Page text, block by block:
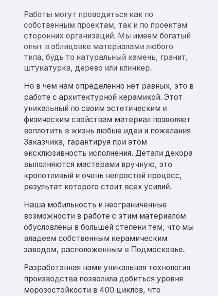
Работы могут проводиться как по
собственным проектам, так и по проектам
сторонних организаций. Мы имеем богатый
опыт в облицовке материалами любого
типа, будь то натуральный камень, гранит,
штукатурка, дерево или клинкер.
Но в чем нам определенно нет равных, это в
работе с архитектурной керамикой. Этот
уникальный по своим эстетическим и
физическим свойствам материал позволяет
воплотить в жизнь любые идеи и пожелания
Заказчика, гарантируя при этом
эксклюзивность исполнения. Детали декора
выполняются мастерами вручную, это
кропотливый и очень непростой процесс,
результат которого стоит всех усилий.
Наша мобильность и неограниченные
возможности в работе с этим материалом
обусловлены в большей степени тем, что мы
владеем собственным керамическим
заводом, расположенным в Подмосковье.
Разработанная нами уникальная технология
производства позволила добиться уровня
морозостойкости в 400 циклов, что